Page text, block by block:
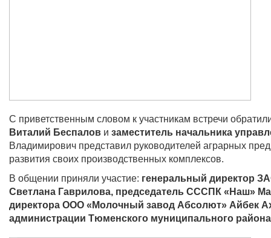
С приветственным словом к участникам встречи
Виталий Беспалов и заместитель начальника
Владимирович представил руководителей аграрных
развития своих производственных комплексов.
В общении приняли участие: генеральный директор
Светлана Гаврилова, председатель СССПК «Наш»
директора ООО «Молочный завод Абсолют» Айбек
администрации Тюменского муниципального района